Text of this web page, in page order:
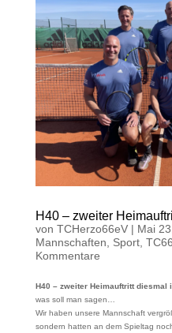
H40 – zweiter
von TCHerzo66eV| Mai
Mannschaften, Sport,
Kommentare
H40 – zweiter Heimauftritt diesmal
was soll man sagen…
Wir haben unsere Mannschaft
sondern hatten an dem Spieltag